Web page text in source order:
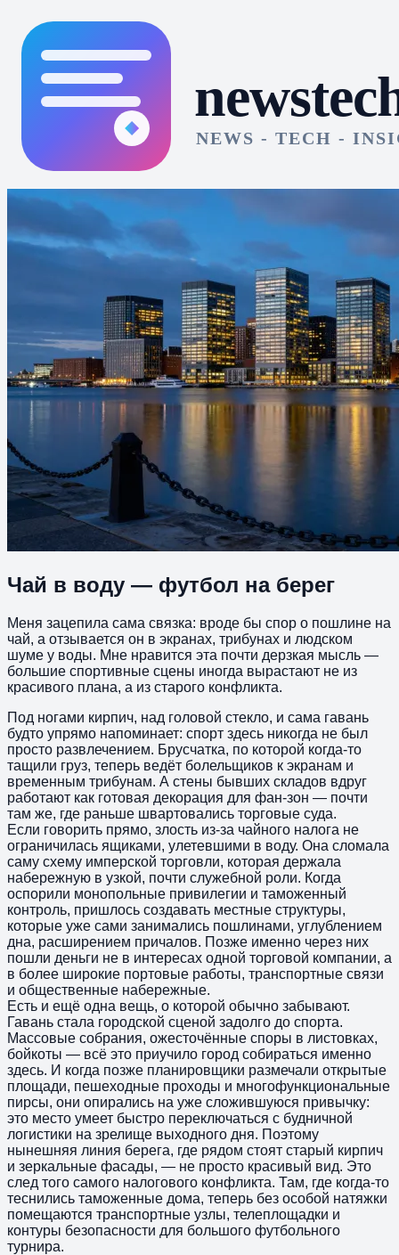
Чай в воду — футбол на берег
Меня зацепила сама связка: вроде бы спор о пошлине на
чай, а отзывается он в экранах, трибунах и людском
шуме у воды. Мне нравится эта почти дерзкая мысль —
большие спортивные сцены иногда вырастают не из
красивого плана, а из старого конфликта.
Под ногами кирпич, над головой стекло, и сама гавань
будто упрямо напоминает: спорт здесь никогда не был
просто развлечением. Брусчатка, по которой когда-то
тащили груз, теперь ведёт болельщиков к экранам и
временным трибунам. А стены бывших складов вдруг
работают как готовая декорация для фан-зон — почти
там же, где раньше швартовались торговые суда.
Если говорить прямо, злость из-за чайного налога не
ограничилась ящиками, улетевшими в воду. Она сломала
саму схему имперской торговли, которая держала
набережную в узкой, почти служебной роли. Когда
оспорили монопольные привилегии и таможенный
контроль, пришлось создавать местные структуры,
которые уже сами занимались пошлинами, углублением
дна, расширением причалов. Позже именно через них
пошли деньги не в интересах одной торговой компании, а
в более широкие портовые работы, транспортные связи
и общественные набережные.
Есть и ещё одна вещь, о которой обычно забывают.
Гавань стала городской сценой задолго до спорта.
Массовые собрания, ожесточённые споры в листовках,
бойкоты — всё это приучило город собираться именно
здесь. И когда позже планировщики размечали открытые
площади, пешеходные проходы и многофункциональные
пирсы, они опирались на уже сложившуюся привычку:
это место умеет быстро переключаться с будничной
логистики на зрелище выходного дня. Поэтому
нынешняя линия берега, где рядом стоят старый кирпич
и зеркальные фасады, — не просто красивый вид. Это
след того самого налогового конфликта. Там, где когда-то
теснились таможенные дома, теперь без особой натяжки
помещаются транспортные узлы, телеплощадки и
контуры безопасности для большого футбольного
турнира.